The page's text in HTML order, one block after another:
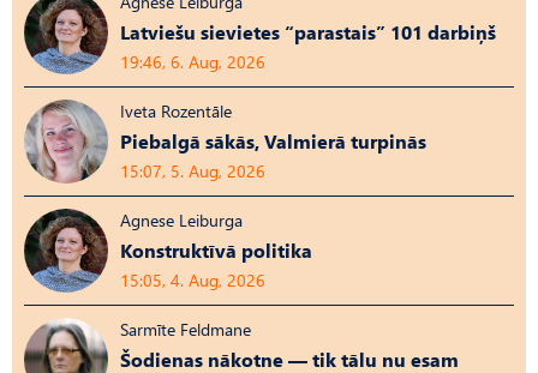
Latviešu sievietes “parastais” 101 darbiņš
19:46, 6. Aug, 2026
Iveta Rozentāle
Piebalgā sākās, Valmierā turpinās
15:07, 5. Aug, 2026
Agnese Leiburga
Konstruktīvā politika
15:05, 4. Aug, 2026
Sarmīte Feldmane
Šodienas nākotne — tik tālu nu esam